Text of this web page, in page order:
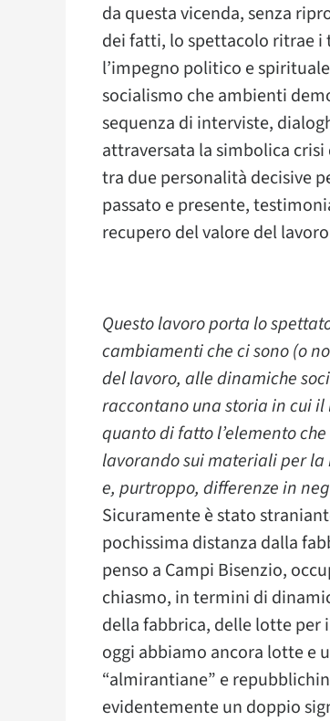
da questa vicenda, senza
dei fatti, lo spettacolo ritrae i
l’impegno politico e
socialismo che ambienti
sequenza di interviste,
attraversata la simbolica
tra due personalità decisive
passato e presente,
recupero del valore del
Questo lavoro porta lo
cambiamenti che ci sono (o
del lavoro, alle dinamiche
raccontano una storia in cui
quanto di fatto l’elemento
lavorando sui materiali per
e, purtroppo, differenze in
Sicuramente è stato
pochissima distanza dalla
penso a Campi Bisenzio,
chiasmo, in termini di
della fabbrica, delle lotte per
oggi abbiamo ancora lotte e
“almirantiane” e
evidentemente un doppio